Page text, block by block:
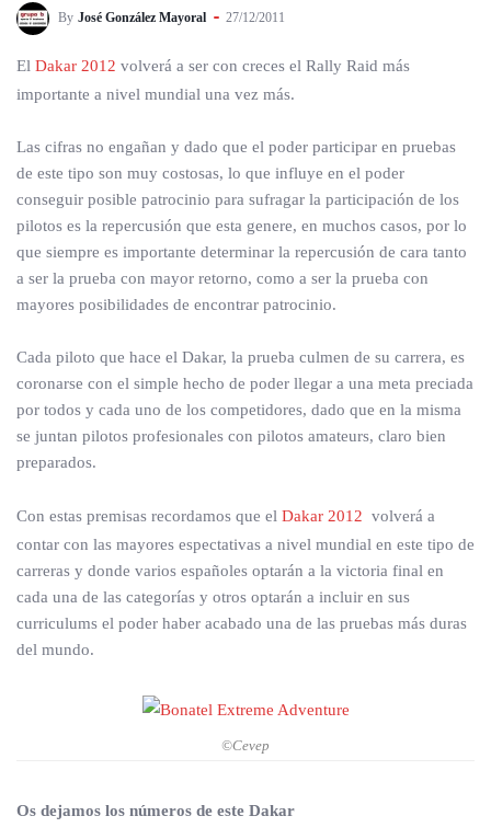
By José González Mayoral 27/12/2011
El Dakar 2012 volverá a ser con creces el Rally Raid más
importante a nivel mundial una vez más.
Las cifras no engañan y dado que el poder participar en pruebas
de este tipo son muy costosas, lo que influye en el poder
conseguir posible patrocinio para sufragar la participación de los
pilotos es la repercusión que esta genere, en muchos casos, por lo
que siempre es importante determinar la repercusión de cara tanto
a ser la prueba con mayor retorno, como a ser la prueba con
mayores posibilidades de encontrar patrocinio.
Cada piloto que hace el Dakar, la prueba culmen de su carrera, es
coronarse con el simple hecho de poder llegar a una meta preciada
por todos y cada uno de los competidores, dado que en la misma
se juntan pilotos profesionales con pilotos amateurs, claro bien
preparados.
Con estas premisas recordamos que el Dakar 2012 volverá a
contar con las mayores espectativas a nivel mundial en este tipo de
carreras y donde varios españoles optarán a la victoria final en
cada una de las categorías y otros optarán a incluir en sus
curriculums el poder haber acabado una de las pruebas más duras
del mundo.
©Cevep
Os dejamos los números de este Dakar